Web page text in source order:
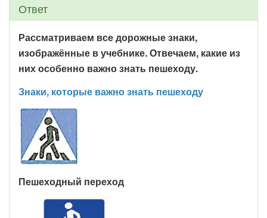
Ответ
Рассматриваем все дорожные знаки,
изображённые в учебнике. Отвечаем, какие из
них особенно важно знать пешеходу.
Знаки, которые важно знать пешеходу
Пешеходный переход